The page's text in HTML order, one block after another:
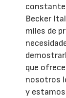
Becker
miles de
que
nosotros
y